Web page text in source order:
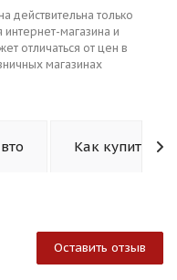
раз в 2 недели
действительна только
интернет-магазина и
отличаться от цен в
магазинах
Как купить
Оставить отзыв